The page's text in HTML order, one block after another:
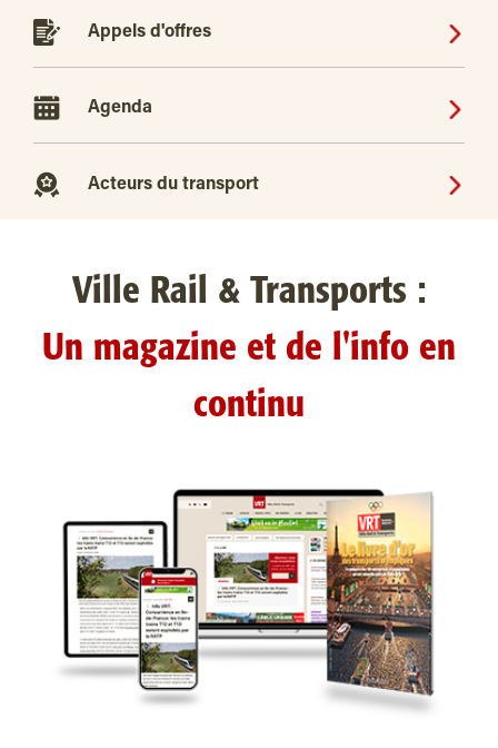
Appels d'offres
Agenda
Acteurs du transport
Ville Rail & Transports :
Un magazine et de l'info en
continu